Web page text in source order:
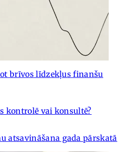
brīvos līdzekļus finanšu
kontrolē vai konsultē?
atsavināšana gada pārskatā